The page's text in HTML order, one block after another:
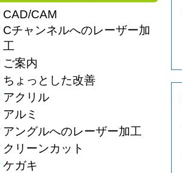
CAD/CAM
Cチャンネルへのレーザー加
工
ご案内
ちょっとした改善
アクリル
アルミ
アングルへのレーザー加工
クリーンカット
ケガキ